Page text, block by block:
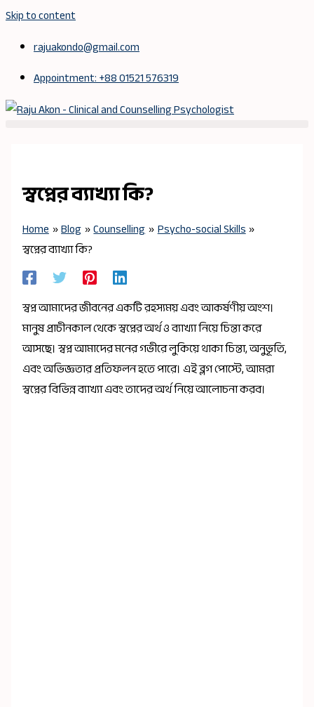
Skip to content
rajuakondo@gmail.com
Appointment: +88 01521 576319
স্বপ্নের ব্যাখ্যা কি?
Home Blog Counselling Psycho-social Skills
স্বপ্নের ব্যাখ্যা কি?
স্বপ্ন আমাদের জীবনের একটি রহস্যময় এবং আকর্ষণীয় অংশ।
মানুষ প্রাচীনকাল থেকে স্বপ্নের অর্থ ও ব্যাখ্যা নিয়ে চিন্তা করে
আসছে। স্বপ্ন আমাদের মনের গভীরে লুকিয়ে থাকা চিন্তা, অনুভূতি,
এবং অভিজ্ঞতার প্রতিফলন হতে পারে। এই ব্লগ পোস্টে, আমরা
স্বপ্নের বিভিন্ন ব্যাখ্যা এবং তাদের অর্থ নিয়ে আলোচনা করব।